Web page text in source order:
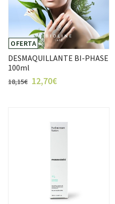
OFERTA
DESMAQUILLANTE BI-PHASE
100ml
18,15€ 12,70€